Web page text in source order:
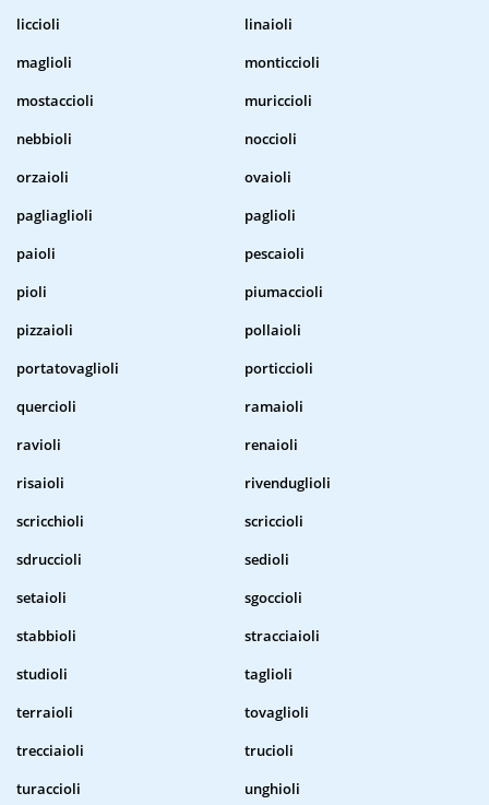
liccioli
linaioli
maglioli
monticcioli
mostaccioli
muriccioli
nebbioli
noccioli
orzaioli
ovaioli
pagliaglioli
paglioli
paioli
pescaioli
pioli
piumaccioli
pizzaioli
pollaioli
portatovaglioli
porticcioli
quercioli
ramaioli
ravioli
renaioli
risaioli
rivenduglioli
scricchioli
scriccioli
sdruccioli
sedioli
setaioli
sgoccioli
stabbioli
stracciaioli
studioli
taglioli
terraioli
tovaglioli
trecciaioli
trucioli
turaccioli
unghioli